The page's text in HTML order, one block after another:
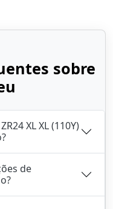
sobre
XL XL (110Y)
de